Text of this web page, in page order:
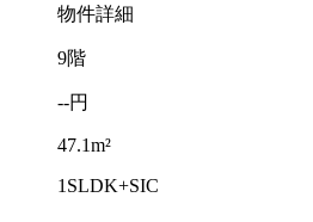
物件詳細
9階
--円
47.1m²
1SLDK+SIC